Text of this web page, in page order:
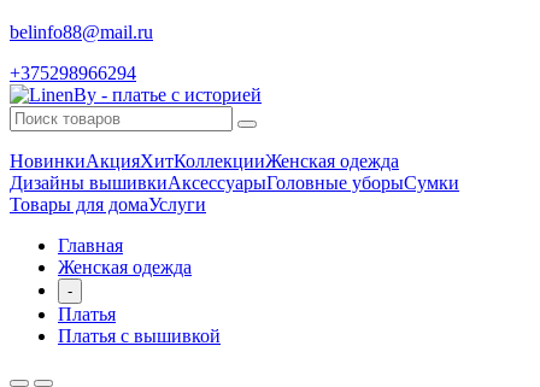
belinfo88@mail.ru
+375298966294
НовинкиАкцияХитКоллекцииЖенская одежда
Дизайны вышивкиАксессуарыГоловные уборыСумки
Товары для домаУслуги
Главная
Женская одежда
-
Платья
Платья с вышивкой